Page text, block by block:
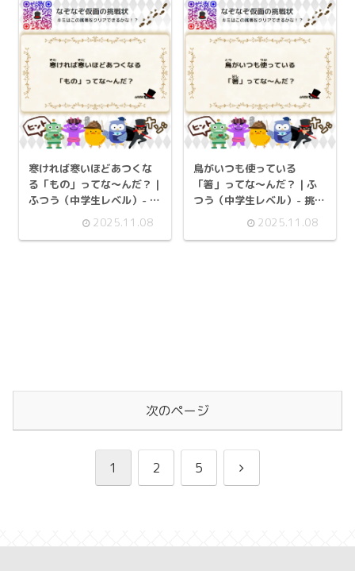
寒ければ寒いほどあつくな
る「もの」ってな～んだ？ |
ふつう（中学生レベル）- 挑
2025.11.08
鳥がいつも使っている
「箸」ってな～んだ？ | ふ
つう（中学生レベル）- 挑戦
2025.11.08
次のページ
1 2 5
次